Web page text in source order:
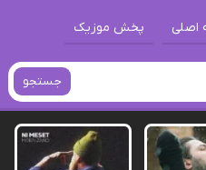
اصلی پخش موزیک
جستجو